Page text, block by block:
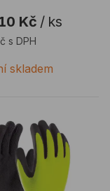
... Kč / ks
s DPH
skladem
PETRAX